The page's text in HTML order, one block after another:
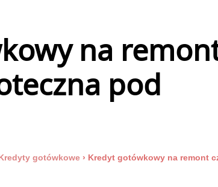
na
pod
gotówkowe › Kredyt gotówkowy na remont